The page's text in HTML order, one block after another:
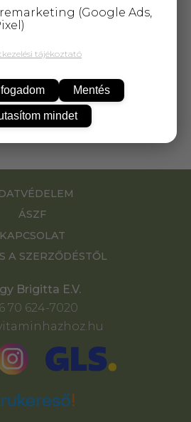
5 kg-igingyenes kiszállítás!
Javíthatja a haj, a
ÁSZF
KAPCSOLAT
A SZERZŐDÉSTŐL
Brigitta E.V.
70 624-7020
(Google Ads,
tájékoztató
Mentés
mindet